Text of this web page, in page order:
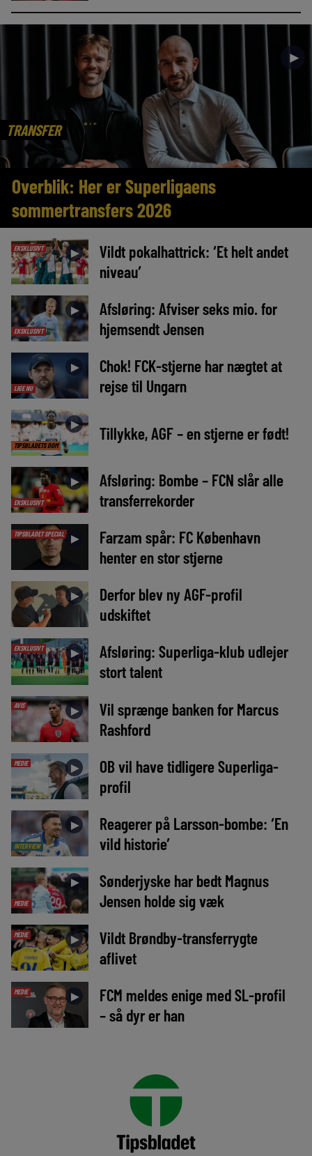
TRANSFER
►
Overblik: Her er Superligaens
sommertransfers 2026
EKSKLUSIVT ►
Vildt pokalhattrick: ‘Et helt andet
niveau’
EKSKLUSIVT
►
Afsløring: Afviser seks mio. for
hjemsendt Jensen
LIGE NU
►
Chok! FCK-stjerne har nægtet at
rejse til Ungarn
TIPSBLADETS DOM
► Tillykke, AGF – en stjerne er født!
EKSKLUSIVT
►
Afsløring: Bombe – FCN slår alle
transferrekorder
TIPSBLADET SPECIAL ►
Farzam spår: FC København
henter en stor stjerne
►
Derfor blev ny AGF-profil
udskiftet
EKSKLUSIVT ►
Afsløring: Superliga-klub udlejer
stort talent
AVIS ►
Vil sprænge banken for Marcus
Rashford
MEDIE ►
OB vil have tidligere Superliga-
profil
INTERVIEW
►
Reagerer på Larsson-bombe: ‘En
vild historie’
MEDIE
►
Sønderjyske har bedt Magnus
Jensen holde sig væk
MEDIE ►
Vildt Brøndby-transferrygte
aflivet
MEDIE ►
FCM meldes enige med SL-profil
– så dyr er han